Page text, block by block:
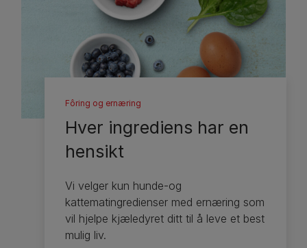
Fôring og ernæring
Hver ingrediens har en
hensikt
Vi velger kun hunde-og
kattematingredienser med ernæring som
vil hjelpe kjæledyret ditt til å leve et best
mulig liv.